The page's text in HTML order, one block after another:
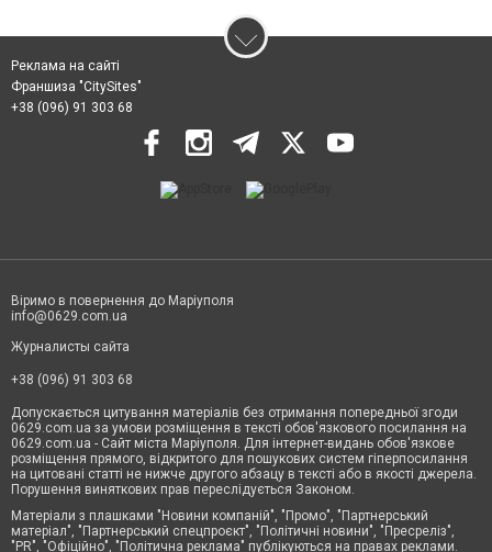
Реклама на сайті
Франшиза "CitySites"
+38 (096) 91 303 68
Віримо в повернення до Маріуполя
info@0629.com.ua
Журналисты сайта
+38 (096) 91 303 68
Допускається цитування матеріалів без отримання попередньої згоди
0629.com.ua за умови розміщення в тексті обов'язкового посилання на
0629.com.ua - Сайт міста Маріуполя. Для інтернет-видань обов'язкове
розміщення прямого, відкритого для пошукових систем гіперпосилання
на цитовані статті не нижче другого абзацу в тексті або в якості джерела.
Порушення виняткових прав переслідується Законом.
Матеріали з плашками "Новини компаній", "Промо", "Партнерський
матеріал", "Партнерський спецпроєкт", "Політичні новини", "Пресреліз",
"PR", "Офіційно", "Політична реклама" публікуються на правах реклами.